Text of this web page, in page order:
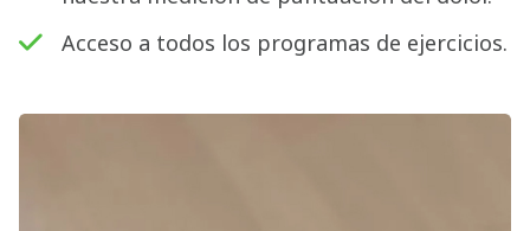
Acceso a todos los programas de ejercicios.